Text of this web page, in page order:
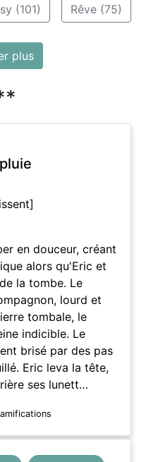
(101) Rêve (75)
plus
en douceur, créant
alors qu'Eric et
la tombe. Le
lourd et
tombale, le
indicible. Le
brisé par des pas
Eric leva la tête,
ses lunett…